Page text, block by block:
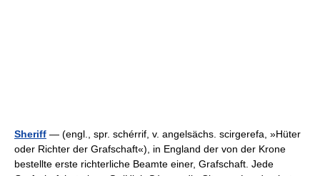
Sheriff — (engl., spr. schérrif, v. angelsächs. scirgerefa, »Hüter
oder Richter der Grafschaft«), in England der von der Krone
bestellte erste richterliche Beamte einer, Grafschaft. Jede